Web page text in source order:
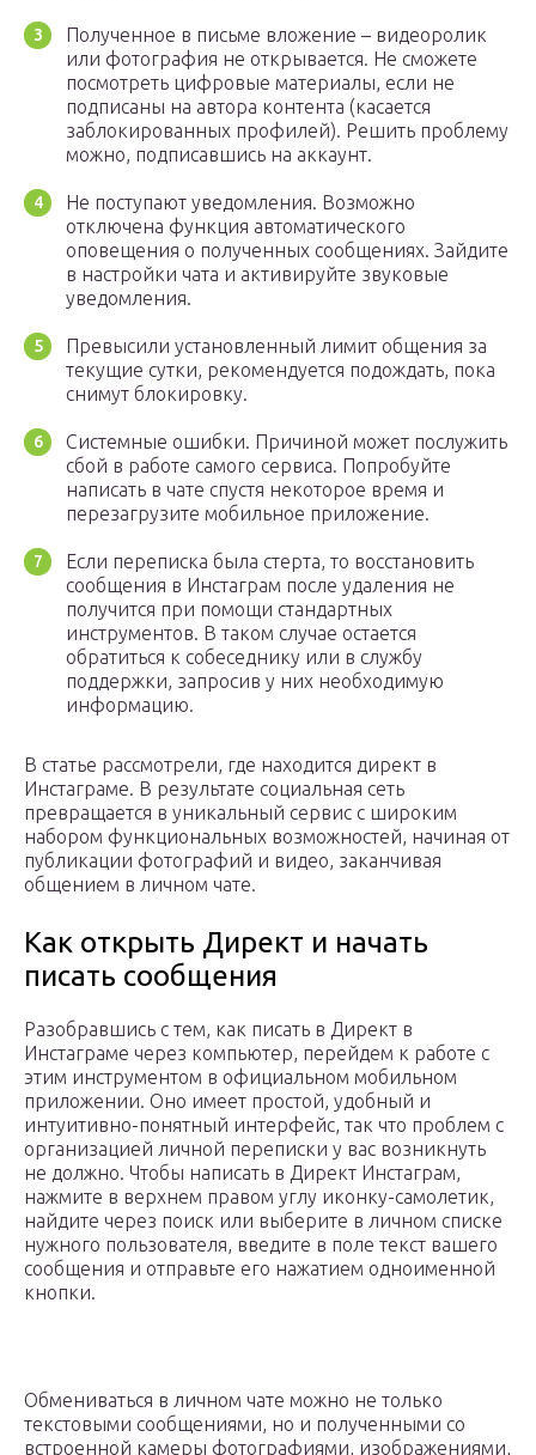
Полученное в письме вложение – видеоролик
или фотография не открывается. Не сможете
посмотреть цифровые материалы, если не
подписаны на автора контента (касается
заблокированных профилей). Решить проблему
можно, подписавшись на аккаунт.
Не поступают уведомления. Возможно
отключена функция автоматического
оповещения о полученных сообщениях. Зайдите
в настройки чата и активируйте звуковые
уведомления.
Превысили установленный лимит общения за
текущие сутки, рекомендуется подождать, пока
снимут блокировку.
Системные ошибки. Причиной может послужить
сбой в работе самого сервиса. Попробуйте
написать в чате спустя некоторое время и
перезагрузите мобильное приложение.
Если переписка была стерта, то восстановить
сообщения в Инстаграм после удаления не
получится при помощи стандартных
инструментов. В таком случае остается
обратиться к собеседнику или в службу
поддержки, запросив у них необходимую
информацию.
В статье рассмотрели, где находится директ в
Инстаграме. В результате социальная сеть
превращается в уникальный сервис с широким
набором функциональных возможностей, начиная от
публикации фотографий и видео, заканчивая
общением в личном чате.
Как открыть Директ и начать
писать сообщения
Разобравшись с тем, как писать в Директ в
Инстаграме через компьютер, перейдем к работе с
этим инструментом в официальном мобильном
приложении. Оно имеет простой, удобный и
интуитивно-понятный интерфейс, так что проблем с
организацией личной переписки у вас возникнуть
не должно. Чтобы написать в Директ Инстаграм,
нажмите в верхнем правом углу иконку-самолетик,
найдите через поиск или выберите в личном списке
нужного пользователя, введите в поле текст вашего
сообщения и отправьте его нажатием одноименной
кнопки.
Обмениваться в личном чате можно не только
текстовыми сообщениями, но и полученными со
встроенной камеры фотографиями, изображениями,